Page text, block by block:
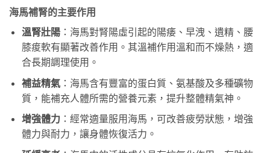
海馬補腎的主要作用
溫腎壯陽：海馬對腎陽虛引起的陽痿、早洩、遺精、腰
膝痠軟有顯著改善作用。其溫補作用溫和而不燥熱，適
合長期調理使用。
補益精氣：海馬含有豐富的蛋白質、氨基酸及多種礦物
質，能補充人體所需的營養元素，提升整體精氣神。
增強體力：經常適量服用海馬，可改善疲勞狀態，增強
體力與耐力，讓身體恢復活力。